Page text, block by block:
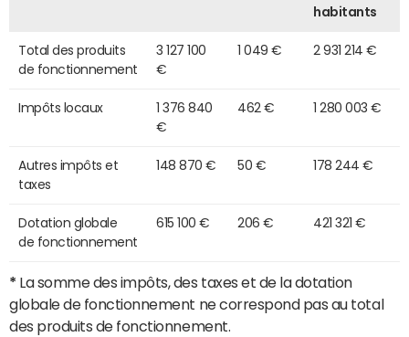
habitants
Total des produits
de fonctionnement
3 127 100
€
1 049 € 2 931 214 €
Impôts locaux
1 376 840
€
462 € 1 280 003 €
Autres impôts et
taxes
148 870 € 50 € 178 244 €
Dotation globale
de fonctionnement
615 100 € 206 € 421 321 €
* La somme des impôts, des taxes et de la dotation
globale de fonctionnement ne correspond pas au total
des produits de fonctionnement.